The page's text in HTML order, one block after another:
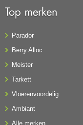
Top merken
Parador
Berry Alloc
Meister
Tarkett
Vloerenvoordelig
Ambiant
Alle merken